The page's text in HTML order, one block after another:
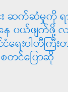
း ဆက်ဆံမှုကို
ေ ပယ်ဖျက်ဖို့
ရေးပါတီကြီး
တင်ပြောဆို